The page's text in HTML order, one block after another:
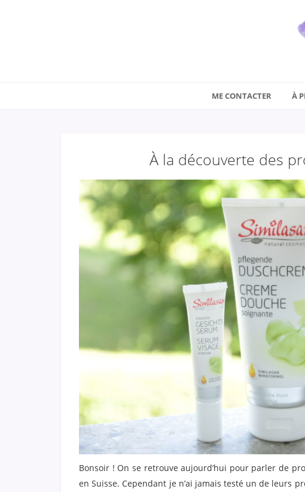
ME CONTACTER À
À la découverte des
Bonsoir ! On se retrouve aujourd’hui pour parler de
en Suisse. Cependant je n’ai jamais testé un de leurs